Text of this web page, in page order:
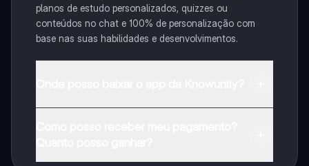
planos de estudo personalizados, quizzes ou
conteúdos no chat e 100% de personalização com
base nas suas habilidades e desenvolvimentos.